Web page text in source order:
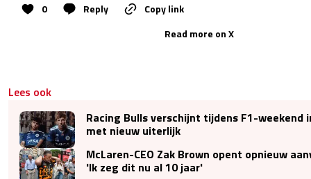
0 Reply
Copy link
Read more on X
Lees ook
Racing Bulls verschijnt tijdens F1-weekend
met nieuw uiterlijk
McLaren-CEO Zak Brown opent opnieuw
'Ik zeg dit nu al 10 jaar'